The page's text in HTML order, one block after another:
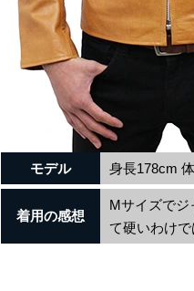
モデル 身長178cm
着用の感想
Mサイズでジ
て硬いわけ